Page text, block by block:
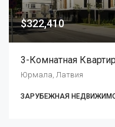
$322,410
3-Комнатная
Юрмала, Латвия
ЗАРУБЕЖНАЯ